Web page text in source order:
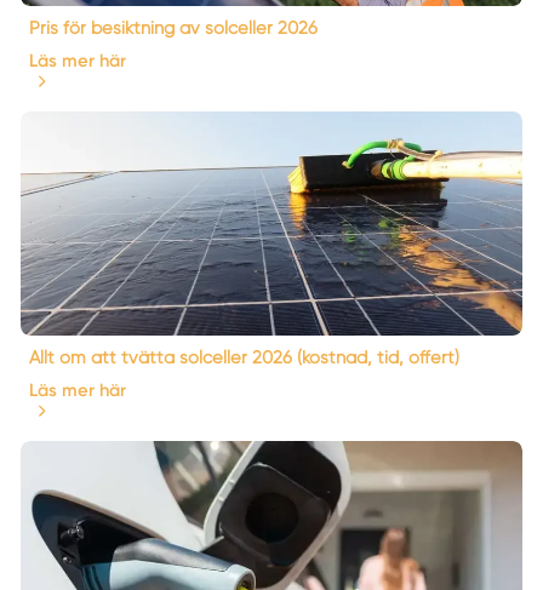
Pris för besiktning av solceller 2026
Läs mer här
Allt om att tvätta solceller 2026 (kostnad, tid, offert)
Läs mer här